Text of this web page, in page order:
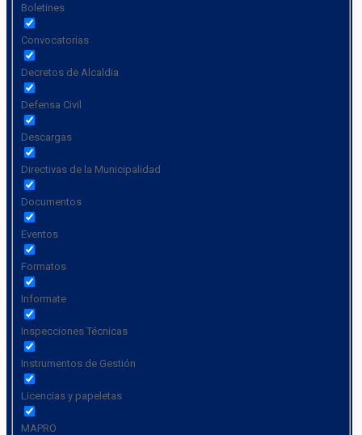
Boletines
Convocatorias
Decretos de Alcaldia
Defensa Civil
Descargas
Directivas de la Municipalidad
Documentos
Eventos
Formatos
Informate
Inspecciones Técnicas
Instrumentos de Gestión
Licencias y papeletas
MAPRO